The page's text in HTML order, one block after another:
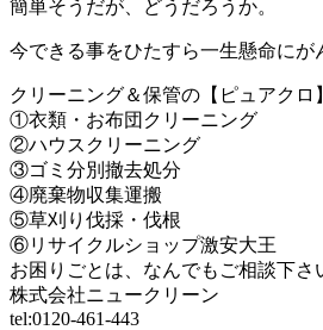
簡単そうだが、どうだろうか。
今できる事をひたすら一生懸命にが
クリーニング＆保管の【ピュアクロ】
①衣類・お布団クリーニング
②ハウスクリーニング
③ゴミ分別撤去処分
④廃棄物収集運搬
⑤草刈り伐採・伐根
⑥リサイクルショップ激安大王
お困りごとは、なんでもご相談下さ
株式会社ニュークリーン
tel:0120-461-443